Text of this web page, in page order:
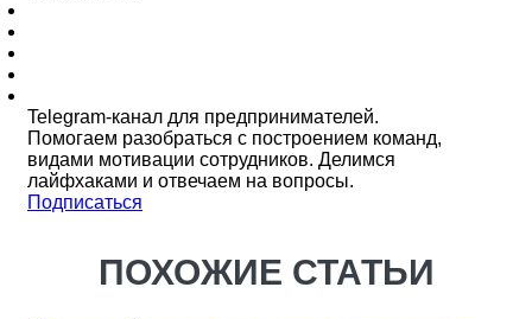
Telegram-канал для предпринимателей.
Помогаем разобраться с построением команд,
видами мотивации сотрудников. Делимся
лайфхаками и отвечаем на вопросы.
Подписаться
ПОХОЖИЕ СТАТЬИ